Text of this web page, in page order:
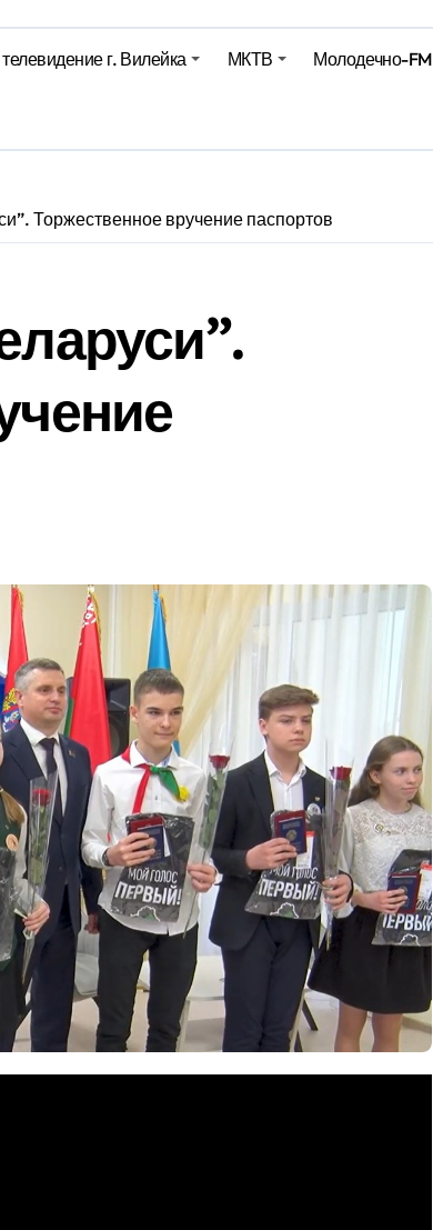
08 20
г. Вилейка МКТВ Молодечно-FM
Торжественное вручение паспортов